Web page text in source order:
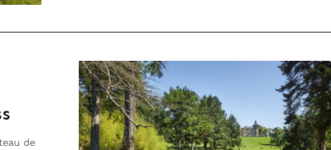
de